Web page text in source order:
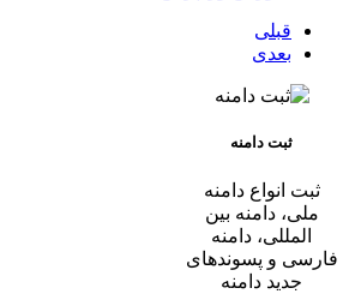
قبلی
بعدی
ثبت دامنه
ثبت انواع دامنه
ملی، دامنه بین
المللی، دامنه
فارسی و پسوندهای
جدید دامنه